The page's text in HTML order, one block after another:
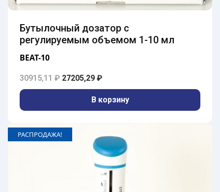
Бутылочный дозатор с
регулируемым объемом 1-10 мл
BEAT-10
30915,11 ₽ Первоначальная цена составляла
27205,29 ₽Текущая цена: 27205,29 ₽.
В корзину
РАСПРОДАЖА!